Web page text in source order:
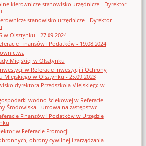
kierownicze stanowisko urzędnicze - Dyrektor
stanowisko urzędnicze - Dyrektor
w Olsztynku - 27.09.2024
Finansów i Podatków - 19.08.2024
Miejskiej w Olsztynku
w Referacie Inwestycji i Ochrony
Miejskiego w Olsztynku - 25.09.2023
dyrektora Przedszkola Miejskiego w
wodno-ściekowej w Referacie
Środowiska - umowa na zastępstwo
Finansów i Podatków w Urzędzie
w Referacie Promocji
obrony cywilnej i zarządzania